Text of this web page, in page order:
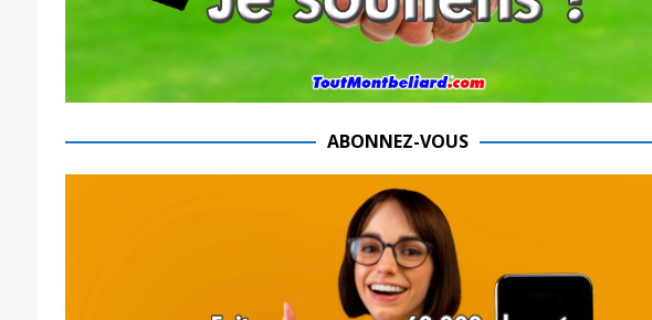
ABONNEZ-VOUS